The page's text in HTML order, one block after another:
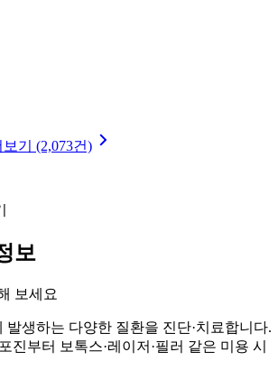
기 (2,073건)
보
보세요
발생하는 다양한 질환을 진단·치료합니다.
진부터 보톡스·레이저·필러 같은 미용 시